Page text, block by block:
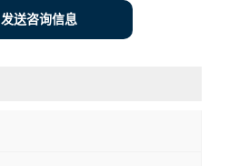
发送咨询信息